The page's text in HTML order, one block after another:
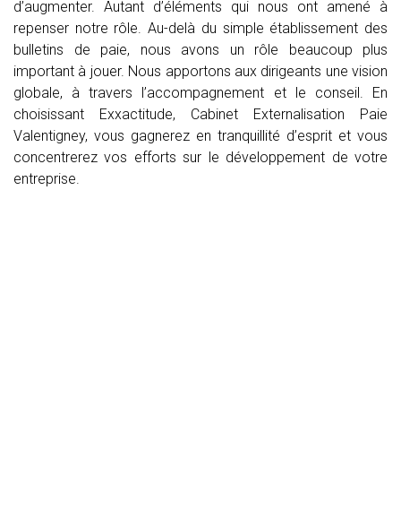
d’augmenter. Autant d’éléments qui nous ont amené à
repenser notre rôle. Au-delà du simple établissement des
bulletins de paie, nous avons un rôle beaucoup plus
important à jouer. Nous apportons aux dirigeants une vision
globale, à travers l’accompagnement et le conseil. En
choisissant Exxactitude, Cabinet Externalisation Paie
Valentigney, vous gagnerez en tranquillité d’esprit et vous
concentrerez vos efforts sur le développement de votre
entreprise.